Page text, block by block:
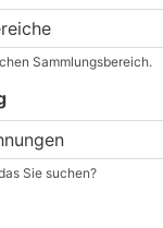
Sammlungsbereich.
Sie suchen?